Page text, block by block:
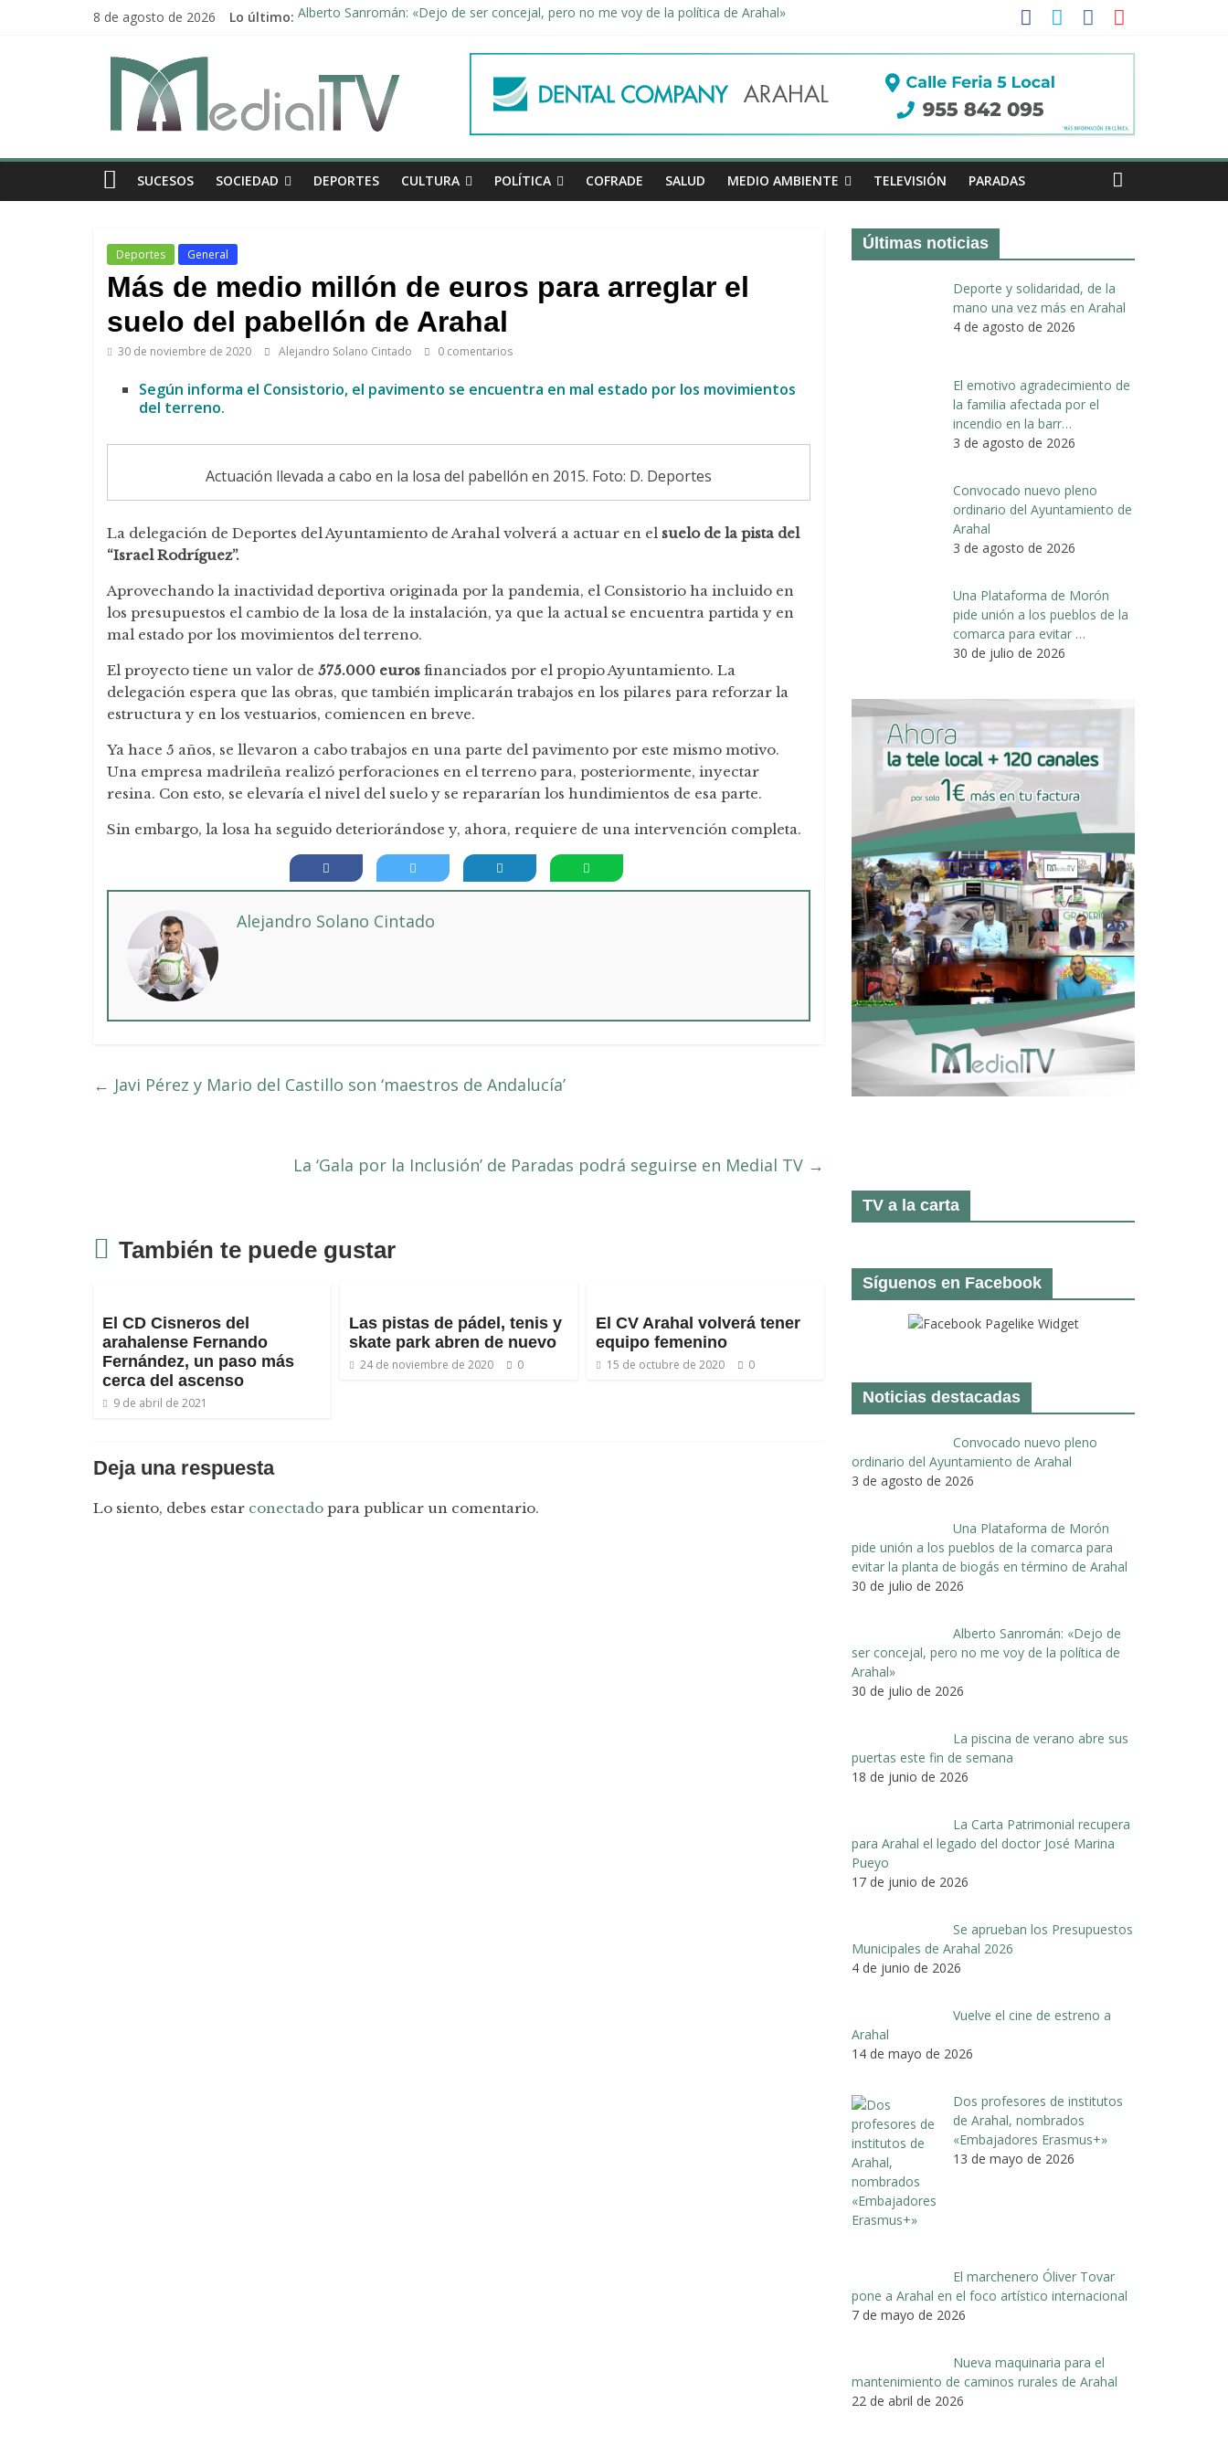
8 de agosto de 2026 Lo último: Alberto Sanromán: «Dejo de ser concejal, pero no me voy de la política de Arahal»
El emotivo agradecimiento de la familia afectada por el incendio en la barriada de la Feria II de Arahal
Convocado nuevo pleno ordinario del Ayuntamiento de Arahal
Una Plataforma de Morón pide unión a los pueblos de la comarca para evitar la planta de biogás en término de Arahal
Medial
TV
El
diario
digital
televisión
Arahal
SUCESOS SOCIEDAD DEPORTES CULTURA POLÍTICA COFRADE SALUD MEDIO AMBIENTE TELEVISIÓN PARADAS
Deportes General
Más de medio millón de euros para arreglar el
suelo del pabellón de Arahal
30 de noviembre de 2020 Alejandro Solano Cintado 0 comentarios
Según informa el Consistorio, el pavimento se encuentra en mal estado por los movimientos
del terreno.
Actuación llevada a cabo en la losa del pabellón en 2015. Foto: D. Deportes
La delegación de Deportes del Ayuntamiento de Arahal volverá a actuar en el suelo de la pista del
“Israel Rodríguez”.
Aprovechando la inactividad deportiva originada por la pandemia, el Consistorio ha incluido en
los presupuestos el cambio de la losa de la instalación, ya que la actual se encuentra partida y en
mal estado por los movimientos del terreno.
El proyecto tiene un valor de 575.000 euros financiados por el propio Ayuntamiento. La
delegación espera que las obras, que también implicarán trabajos en los pilares para reforzar la
estructura y en los vestuarios, comiencen en breve.
Ya hace 5 años, se llevaron a cabo trabajos en una parte del pavimento por este mismo motivo.
Una empresa madrileña realizó perforaciones en el terreno para, posteriormente, inyectar
resina. Con esto, se elevaría el nivel del suelo y se repararían los hundimientos de esa parte.
Sin embargo, la losa ha seguido deteriorándose y, ahora, requiere de una intervención completa.
Alejandro Solano Cintado
← Javi Pérez y Mario del Castillo son ‘maestros de Andalucía’
La ‘Gala por la Inclusión’ de Paradas podrá seguirse en Medial TV →
También te puede gustar
El CD Cisneros del
arahalense Fernando
Fernández, un paso más
cerca del ascenso
9 de abril de 2021
Las pistas de pádel, tenis y
skate park abren de nuevo
24 de noviembre de 2020 0
El CV Arahal volverá tener
equipo femenino
15 de octubre de 2020 0
Deja una respuesta
Lo siento, debes estar conectado para publicar un comentario.
Últimas noticias
Deporte y solidaridad, de la
mano una vez más en Arahal
4 de agosto de 2026
El emotivo agradecimiento de
la familia afectada por el
incendio en la barr…
3 de agosto de 2026
Convocado nuevo pleno
ordinario del Ayuntamiento de
Arahal
3 de agosto de 2026
Una Plataforma de Morón
pide unión a los pueblos de la
comarca para evitar …
30 de julio de 2026
TV a la carta
Síguenos en Facebook
Noticias destacadas
Convocado nuevo pleno
ordinario del Ayuntamiento de Arahal
3 de agosto de 2026
Una Plataforma de Morón
pide unión a los pueblos de la comarca para
evitar la planta de biogás en término de Arahal
30 de julio de 2026
Alberto Sanromán: «Dejo de
ser concejal, pero no me voy de la política de
Arahal»
30 de julio de 2026
La piscina de verano abre sus
puertas este fin de semana
18 de junio de 2026
La Carta Patrimonial recupera
para Arahal el legado del doctor José Marina
Pueyo
17 de junio de 2026
Se aprueban los Presupuestos
Municipales de Arahal 2026
4 de junio de 2026
Vuelve el cine de estreno a
Arahal
14 de mayo de 2026
Dos profesores de institutos
de Arahal, nombrados
«Embajadores Erasmus+»
13 de mayo de 2026
El marchenero Óliver Tovar
pone a Arahal en el foco artístico internacional
7 de mayo de 2026
Nueva maquinaria para el
mantenimiento de caminos rurales de Arahal
22 de abril de 2026